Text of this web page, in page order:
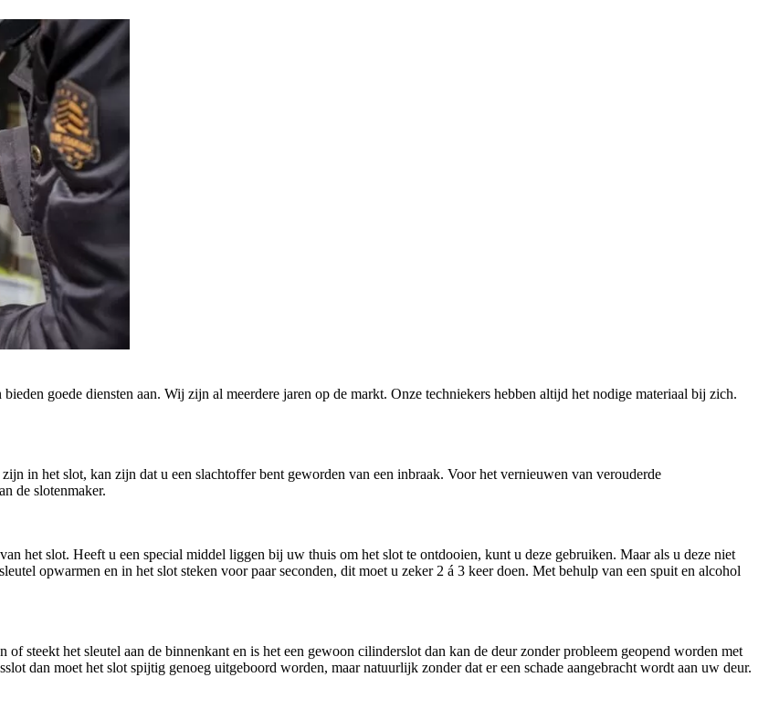
goede diensten aan. Wij zijn al meerdere jaren op de markt. Onze techniekers hebben altijd het nodige materiaal bij zich.
in het slot, kan zijn dat u een slachtoffer bent geworden van een inbraak. Voor het vernieuwen van verouderde
de slotenmaker.
het slot. Heeft u een special middel liggen bij uw thuis om het slot te ontdooien, kunt u deze gebruiken. Maar als u deze niet
opwarmen en in het slot steken voor paar seconden, dit moet u zeker 2 á 3 keer doen. Met behulp van een spuit en alcohol
steekt het sleutel aan de binnenkant en is het een gewoon cilinderslot dan kan de deur zonder probleem geopend worden met
dan moet het slot spijtig genoeg uitgeboord worden, maar natuurlijk zonder dat er een schade aangebracht wordt aan uw deur.